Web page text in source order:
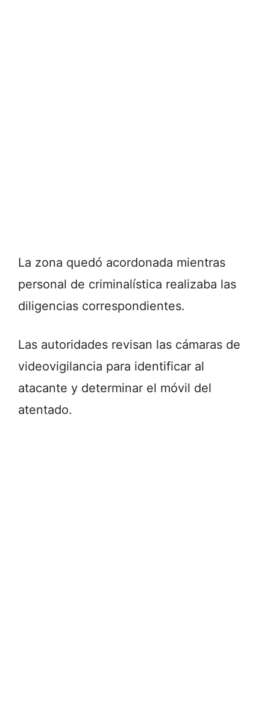
La zona quedó acordonada mientras
personal de criminalística realizaba las
diligencias correspondientes.
Las autoridades revisan las cámaras de
videovigilancia para identificar al
atacante y determinar el móvil del
atentado.